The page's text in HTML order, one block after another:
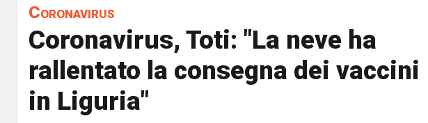
Coronavirus
Coronavirus, Toti: "La neve ha
rallentato la consegna dei vaccini
in Liguria"